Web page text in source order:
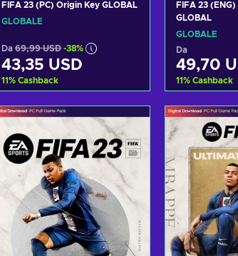
FIFA 23 (PC) Origin Key GLOBAL
GLOBALE
Da 69,99 USD -38%
43,35 USD
11% Cashback
Aggiungi al carrello
Visualizza offerte
FIFA 23
GLOBAL
GLOBALE
Da
49,70
11% Cashback